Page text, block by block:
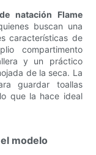
natación Flame
buscan una
características de
compartimento
y un práctico
de la seca. La
guardar toallas
que la hace ideal
modelo